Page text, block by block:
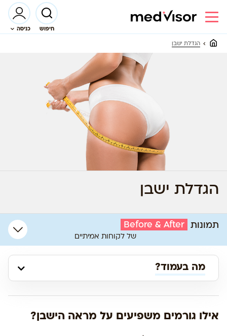
חיפוש כניסה
הגדלת ישבן
הגדלת ישבן
תמונות Before & After
של לקוחות אמיתיים
מה בעמוד?
אילו גורמים משפיעים על מראה הישבן?